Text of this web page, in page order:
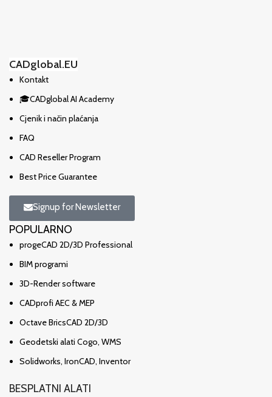
CADglobal.EU
Kontakt
🎓CADglobal AI Academy
Cjenik i način plaćanja
FAQ
CAD Reseller Program
Best Price Guarantee
Signup for Newsletter
POPULARNO
progeCAD 2D/3D Professional
BIM programi
3D-Render software
CADprofi AEC & MEP
Octave BricsCAD 2D/3D
Geodetski alati Cogo, WMS
Solidworks, IronCAD, Inventor
BESPLATNI ALATI